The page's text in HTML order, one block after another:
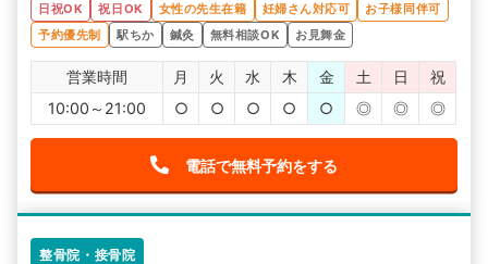
日祝OK
祝日OK 女性の先生在籍 妊婦さん対応可
お子様同伴可
予約優先制
駅ちか 鍼灸 無料相談OK お見舞金
営業時間 月 火 水 木 金 土 日
祝
10:00～21:00
○ ○ ○ ○ ○ ◎ ◎ ◎
電話で無料予約をする
整骨院・接骨院